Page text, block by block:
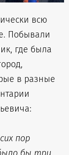
всю
Побывали
где была
в разные
пор